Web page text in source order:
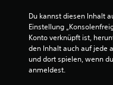
Du kannst diesen Inhalt
Einstellung
Konto verknüpft ist,
den Inhalt auch auf jede
und dort spielen, wenn
anmeldest.